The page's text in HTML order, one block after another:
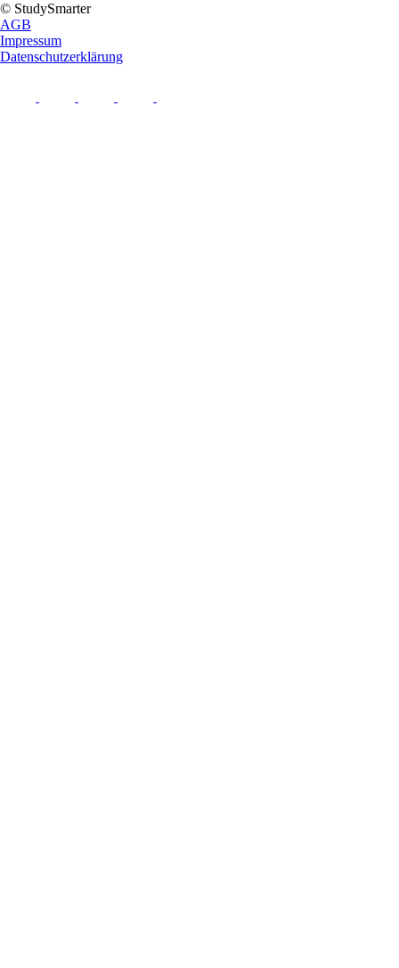
© StudySmarter
AGB
Impressum
Datenschutzerklärung